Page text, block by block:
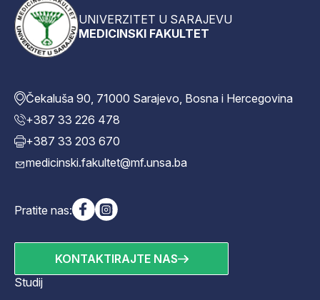
UNIVERZITET U SARAJEVU
MEDICINSKI FAKULTET
Čekaluša 90, 71000 Sarajevo, Bosna i Hercegovina
+387 33 226 478
+387 33 203 670
medicinski.fakultet@mf.unsa.ba
Pratite nas:
KONTAKTIRAJTE NAS
Studij